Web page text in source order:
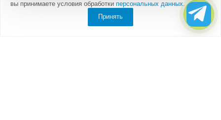
вы принимаете условия обработки персональных данных.
Принять